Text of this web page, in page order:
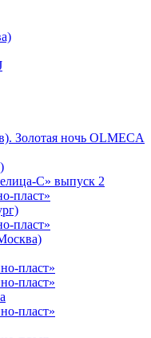
Золотая ночь OLMECA
С» выпуск 2
пласт»
пласт»
пласт»
пласт»
пласт»